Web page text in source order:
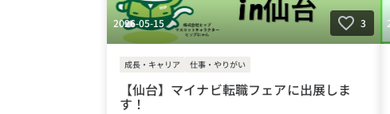
2026-05-15 3
成長・キャリア 仕事・やりがい
【仙台】マイナビ転職フェアに出展しま
す！